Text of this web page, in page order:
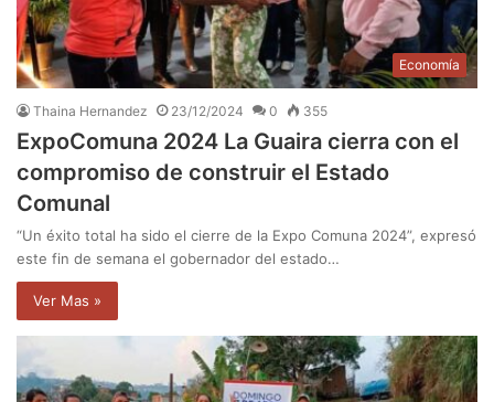
Economía
Thaina Hernandez 23/12/2024 0 355
ExpoComuna 2024 La Guaira cierra con el
compromiso de construir el Estado
Comunal
“Un éxito total ha sido el cierre de la Expo Comuna 2024”, expresó
este fin de semana el gobernador del estado…
Ver Mas »